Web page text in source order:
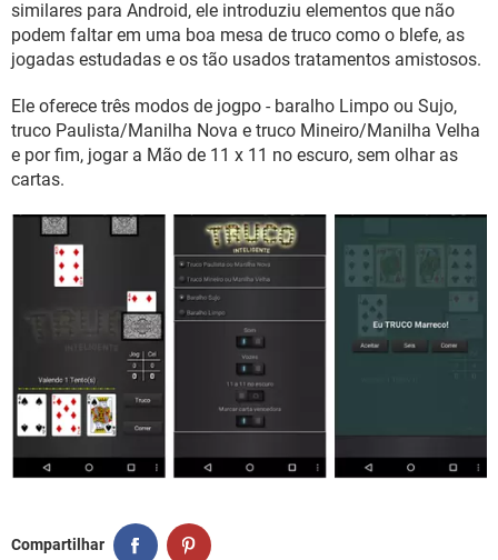
similares para Android, ele introduziu elementos que não
podem faltar em uma boa mesa de truco como o blefe, as
jogadas estudadas e os tão usados tratamentos amistosos.
Ele oferece três modos de jogpo - baralho Limpo ou Sujo,
truco Paulista/Manilha Nova e truco Mineiro/Manilha Velha
e por fim, jogar a Mão de 11 x 11 no escuro, sem olhar as
cartas.
Compartilhar